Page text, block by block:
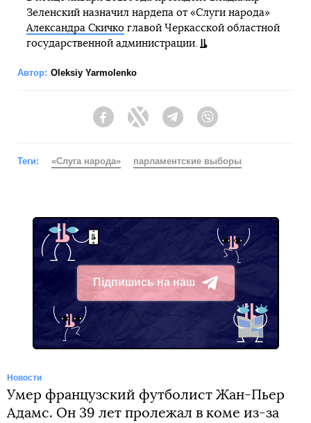
Зеленский назначил нардепа от «Слуги народа»
Александра Скичкоглавой Черкасской областной
государственной администрации.
Автор: Oleksiy Yarmolenko
FacebookTwitter Telegram
Теги: «Слуга народа» парламентские выборы
Підпишись на наш
Telegram
Новости
Умер французский футболист Жан-Пьер
Адамс. Он 39 лет пролежал в коме из-за